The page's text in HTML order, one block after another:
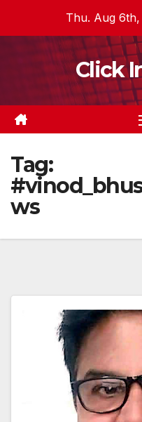
Thu. Aug 6th,
Click
Tag:
ws